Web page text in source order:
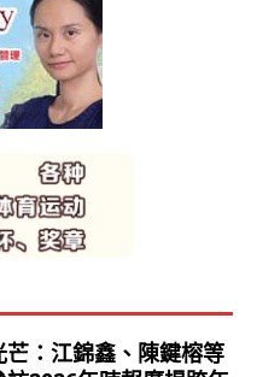
：江錦鑫、陳鍵榕等